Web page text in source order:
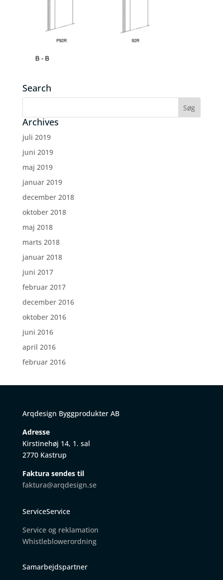
Search
Archives
juli 2019
juni 2019
maj 2019
januar 2019
december 2018
oktober 2018
maj 2018
marts 2018
januar 2018
juni 2017
februar 2017
december 2016
oktober 2016
juni 2016
april 2016
februar 2016
Arqdesign Byggprodukter AB
Adresse
Kirstinehøj 14, 1. sal
2770 Kastrup
Faktura sendes til
faktura@arqdesign.se
ServiceService
Service og reklamation
Whistleblowerordning
Samarbejdspartner